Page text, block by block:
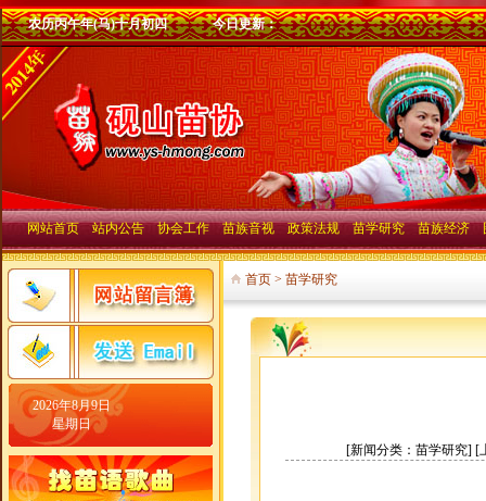
农历丙午年(马)十月初四 今日更新：
网站首页
∟网站留言
∟给站长发邮件
∟发展论坛
站内公告
∟免责声明
∟公告
∟通知
协会工作
∟协会概况
∟协会动态
∟领导讲话
∟会员名录
∟会员风采
苗族音视
∟协会活动
∟苗族民歌
∟苗族器乐
∟其它音视
∟苗语歌曲
政策法规
∟法律法规选登
∟政策选登
苗学研究
∟苗族历史
∟苗族文化
∟苗医苗药
苗族经济
∟人物企业
∟科技知识
2026年8月9日
星期日
首页 > 苗学研究
[新闻分类：苗学研究] [